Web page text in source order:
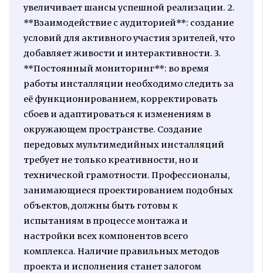
увеличивает шансы успешной реализации. 2.
**Взаимодействие с аудиторией**: создание
условий для активного участия зрителей, что
добавляет живости и интерактивности. 3.
**Постоянный мониторинг**: во время
работы инсталляции необходимо следить за
её функционированием, корректировать
сбоев и адаптироваться к изменениям в
окружающем пространстве. Создание
передовых мультимедийных инсталляций
требует не только креативности, но и
технической грамотности. Профессионалы,
занимающиеся проектированием подобных
объектов, должны быть готовы к
испытаниям в процессе монтажа и
настройки всех компонентов всего
комплекса. Наличие правильных методов
проекта и исполнения станет залогом